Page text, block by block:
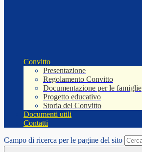
Convitto
Presentazione
Regolamento Convitto
Documentazione per le famiglie
Progetto educativo
Storia del Convitto
Documenti utili
Contatti
Campo di ricerca per le pagine del sito